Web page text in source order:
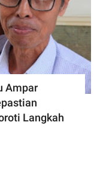
Ampar
Langkah